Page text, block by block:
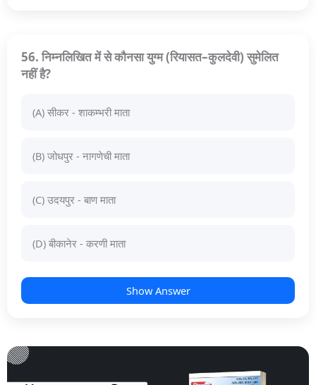
56. निम्नलिखित में से कौनसा युग्म (रियासत–कुलदेवी) सुमेलित
नहीं है?
(A) सीकर - शाकम्भरी माता
(B) जोधपुर - नागणेची माता
(C) उदयपुर - बाण माता
(D) बीकानेर - करणी माता
Show Answer